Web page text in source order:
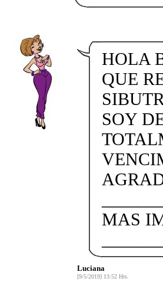
HOLA
QUE
SOY
MAS
Luciana
[9/5/2019] 13:52 Hrs.